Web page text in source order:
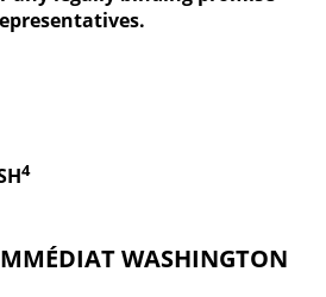
4
WASHINGTON